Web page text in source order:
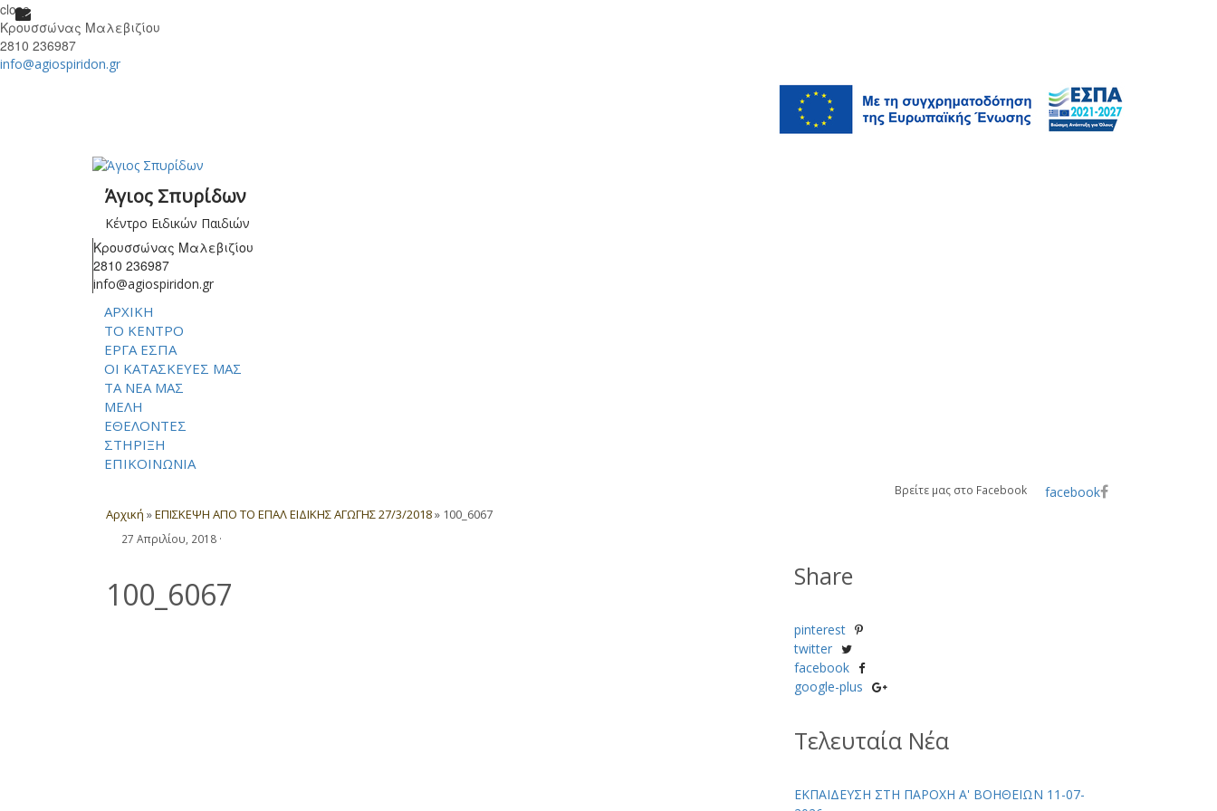
close
Κρουσσώνας Μαλεβιζίου
2810 236987
info@agiospiridon.gr
Άγιος Σπυρίδων
Κέντρο Ειδικών Παιδιών
Κρουσσώνας Μαλεβιζίου
2810 236987
info@agiospiridon.gr
ΑΡΧΙΚΗ
ΤΟ ΚΕΝΤΡΟ
ΕΡΓΑ ΕΣΠΑ
ΟΙ ΚΑΤΑΣΚΕΥΕΣ ΜΑΣ
ΤΑ ΝΕΑ ΜΑΣ
ΜΕΛΗ
ΕΘΕΛΟΝΤΕΣ
ΣΤΗΡΙΞΗ
ΕΠΙΚΟΙΝΩΝΙΑ
Αρχική »ΕΠΙΣΚΕΨΗ ΑΠΟ ΤΟ ΕΠΑΛ ΕΙΔΙΚΗΣ ΑΓΩΓΗΣ 27/3/2018» 100_6067
facebook
Βρείτε μας στο Facebook
27 Απριλίου, 2018 ·
100_6067 Share
pinterest
twitter
facebook
google-plus
Τελευταία Νέα
ΕΚΠΑΙΔΕΥΣΗ ΣΤΗ ΠΑΡΟΧΗ Α' ΒΟΗΘΕΙΩΝ 11-07-